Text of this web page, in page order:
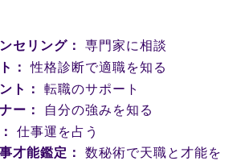
セリング：
専門家に相談
：
性格診断で適職を知る
ト：
転職のサポート
ー：
自分の強みを知る
仕事運を占う
才能鑑定：
数秘術で天職と才能を